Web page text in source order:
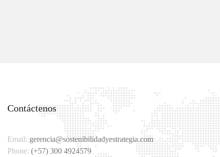
Contáctenos
Email: gerencia@sostenibilidadyestrategia.com
Phone: (+57) 300 4924579